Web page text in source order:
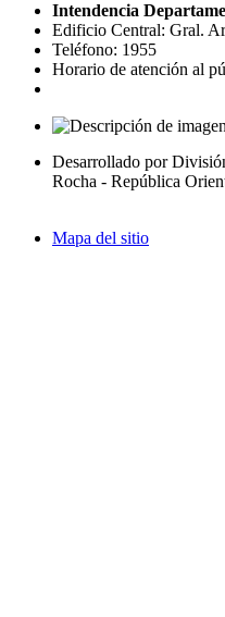
Intendencia
Edificio Central: Gral.
Teléfono: 1955
Horario de atención al
Desarrollado por
Rocha - República
Mapa del sitio